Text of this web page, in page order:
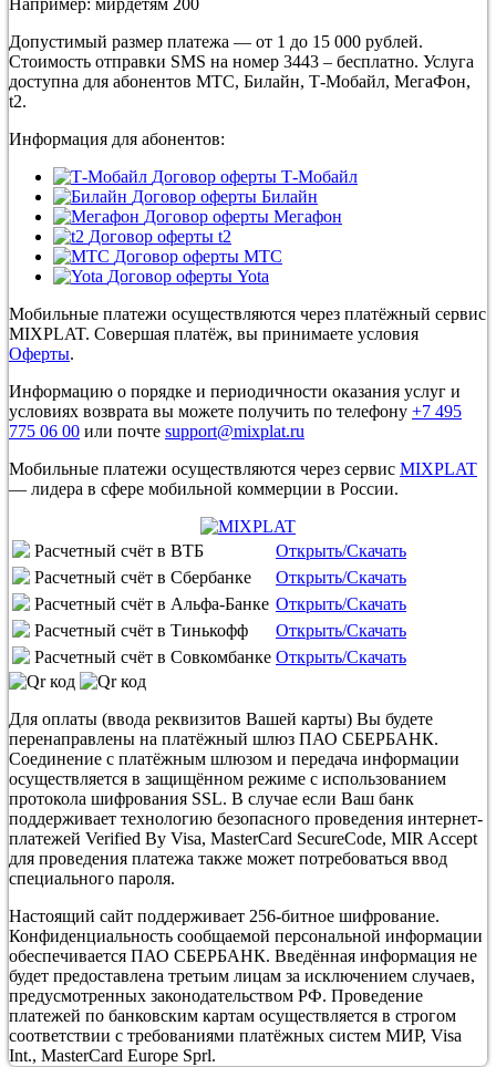
Допустимый размер платежа — от 1 до 15 000 рублей.
Стоимость отправки SMS на номер 3443 – бесплатно. Услуга
доступна для абонентов МТС, Билайн, Т-Мобайл, МегаФон,
t2.
Информация для абонентов:
Договор оферты Т-Мобайл
Договор оферты Билайн
Договор оферты Мегафон
Договор оферты t2
Договор оферты МТС
Договор оферты Yota
Мобильные платежи осуществляются через платёжный сервис
MIXPLAT. Совершая платёж, вы принимаете условия
Оферты.
Информацию о порядке и периодичности оказания услуг и
условиях возврата вы можете получить по телефону +7 495
775 06 00 или почте support@mixplat.ru
Мобильные платежи осуществляются через сервис MIXPLAT
— лидера в сфере мобильной коммерции в России.
Расчетный счёт в ВТБ
Открыть/Скачать
Расчетный счёт в Сбербанке
Открыть/Скачать
Расчетный счёт в Альфа-Банке Открыть/Скачать
Расчетный счёт в Тинькофф
Открыть/Скачать
Расчетный счёт в Совкомбанке Открыть/Скачать
Для оплаты (ввода реквизитов Вашей карты) Вы будете
перенаправлены на платёжный шлюз ПАО СБЕРБАНК.
Соединение с платёжным шлюзом и передача информации
осуществляется в защищённом режиме с использованием
протокола шифрования SSL. В случае если Ваш банк
поддерживает технологию безопасного проведения интернет-
платежей Verified By Visa, MasterCard SecureCode, MIR Accept
для проведения платежа также может потребоваться ввод
специального пароля.
Настоящий сайт поддерживает 256-битное шифрование.
Конфиденциальность сообщаемой персональной информации
обеспечивается ПАО СБЕРБАНК. Введённая информация не
будет предоставлена третьим лицам за исключением случаев,
предусмотренных законодательством РФ. Проведение
платежей по банковским картам осуществляется в строгом
соответствии с требованиями платёжных систем МИР, Visa
Int., MasterCard Europe Sprl.